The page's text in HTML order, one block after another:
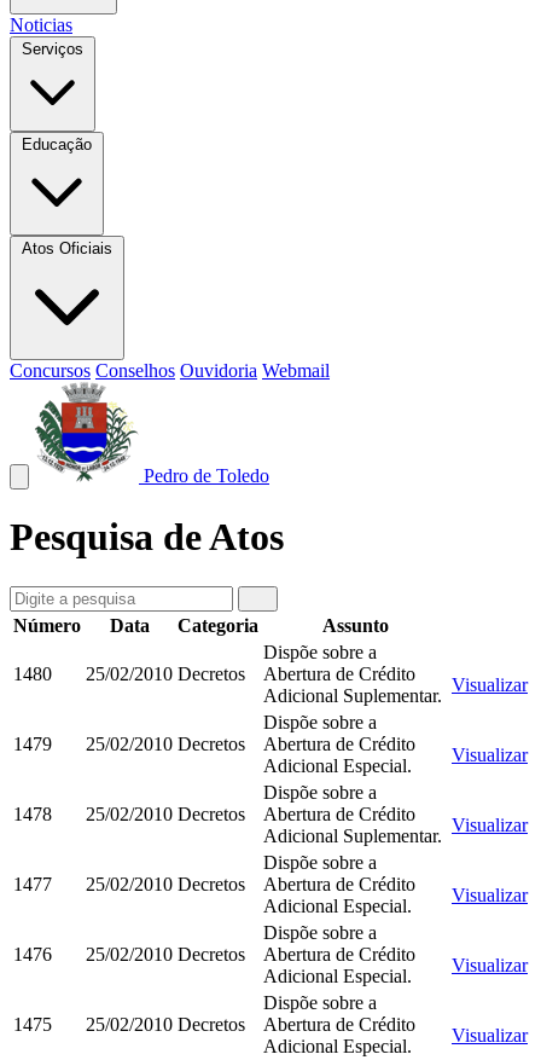
Noticias
Serviços
Educação
Atos Oficiais
Concursos Conselhos Ouvidoria Webmail
Pedro de Toledo
Pesquisa de Atos
Número Data Categoria Assunto
1480 25/02/2010 Decretos
Dispõe sobre a
Abertura de Crédito
Adicional Suplementar.
Visualizar
1479 25/02/2010 Decretos
Dispõe sobre a
Abertura de Crédito
Adicional Especial.
Visualizar
1478 25/02/2010 Decretos
Dispõe sobre a
Abertura de Crédito
Adicional Suplementar.
Visualizar
1477 25/02/2010 Decretos
Dispõe sobre a
Abertura de Crédito
Adicional Especial.
Visualizar
1476 25/02/2010 Decretos
Dispõe sobre a
Abertura de Crédito
Adicional Especial.
Visualizar
1475 25/02/2010 Decretos
Dispõe sobre a
Abertura de Crédito
Adicional Especial.
Visualizar